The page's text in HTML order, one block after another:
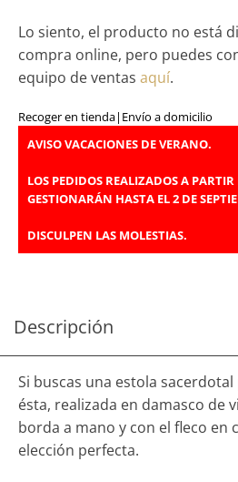
Lo siento, el producto no está
compra online, pero puedes
equipo de ventas aquí.
Recoger en tienda| Envío a domicilio
AVISO VACACIONES DE VERANO.
LOS PEDIDOS REALIZADOS A
GESTIONARÁN HASTA EL 2 DE
DISCULPEN LAS MOLESTIAS.
Descripción
Si buscas una estola
ésta, realizada en damasco de
borda a mano y con el fleco en
elección perfecta.